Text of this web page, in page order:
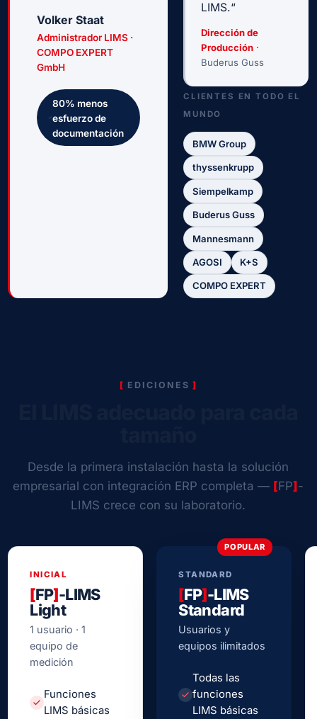
Volker Staat
Administrador LIMS ·
COMPO EXPERT
GmbH
80% menos
esfuerzo de
documentación
LIMS.“
Dirección de
Producción ·
Buderus Guss
CLIENTES EN TODO EL
MUNDO
BMW Group
thyssenkrupp
Siempelkamp
Buderus Guss
Mannesmann
AGOSI K+S
COMPO EXPERT
EDICIONES
Desde la primera instalación hasta la solución
empresarial con integración ERP completa — [FP]-
LIMS crece con su laboratorio.
INICIAL
[FP]-LIMS
Light
1 usuario · 1
equipo de
medición
Funciones
LIMS básicas
POPULAR
STANDARD
[FP]-LIMS
Standard
Usuarios y
equipos ilimitados
Todas las
funciones
LIMS básicas